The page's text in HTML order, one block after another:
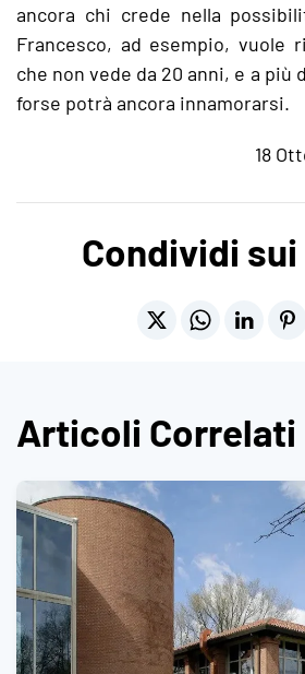
ancora chi crede nella
Francesco, ad esempio, vuole
che non vede da 20 anni, e a più
forse potrà ancora innamorarsi.
18
Condividi
Articoli Correlati